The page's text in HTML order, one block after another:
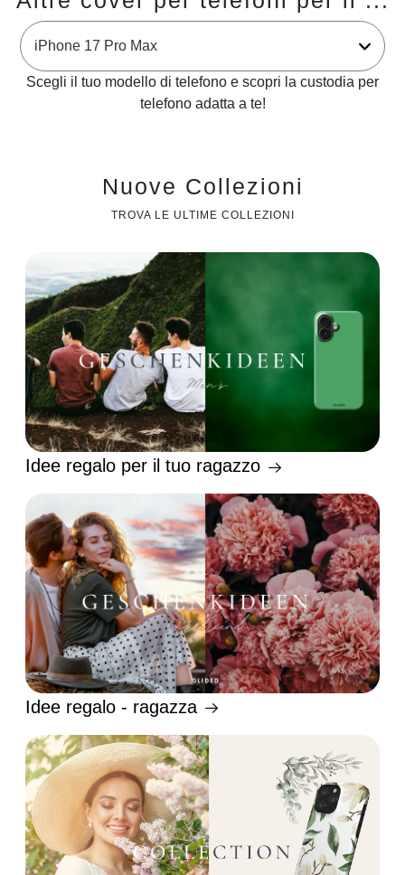
Scegli il tuo modello di telefono e scopri la custodia per
telefono adatta a te!
Nuove Collezioni
TROVA LE ULTIME COLLEZIONI
Idee regalo per il tuo ragazzo
Idee regalo - ragazza